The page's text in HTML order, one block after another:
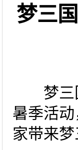
梦三
梦三国
暑季活
家带来